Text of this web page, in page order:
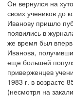
Он вернулся на
своих учеников до
Иванову пришло
появились в
же время был
Иванова,
еще большей
приверженцев
1983 г. в возрасте
(несмотря на